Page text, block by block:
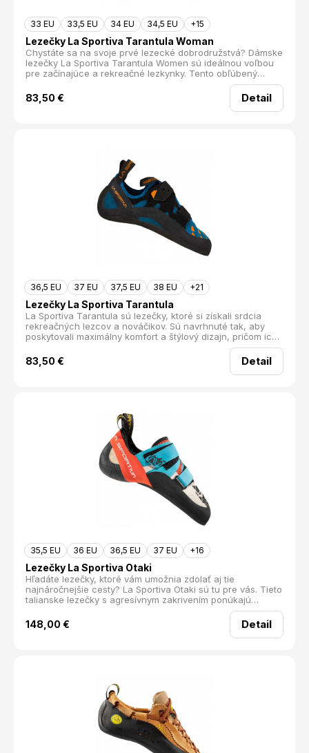
33 EU 33,5 EU 34 EU 34,5 EU +15
Lezečky La Sportiva Tarantula Woman
Chystáte sa na svoje prvé lezecké dobrodružstvá? Dámske
lezečky La Sportiva Tarantula Women sú ideálnou voľbou
pre začínajúce a rekreačné lezkynky. Tento obľúbený
model prešiel modernizáciou zvršku, ktorá prináša nielen
vylepšený dizajn, ale aj zvýšený komfort.
83,50 € Detail
36,5 EU 37 EU 37,5 EU 38 EU +21
Lezečky La Sportiva Tarantula
La Sportiva Tarantula sú lezečky, ktoré si získali srdcia
rekreačných lezcov a nováčikov. Sú navrhnuté tak, aby
poskytovali maximálny komfort a štýlový dizajn, pričom ich
trvácnosť ich robí skvelou investíciou pre každého, kto
chce začať s lezením.
83,50 € Detail
35,5 EU 36 EU 36,5 EU 37 EU +16
Lezečky La Sportiva Otaki
Hľadáte lezečky, ktoré vám umožnia zdolať aj tie
najnáročnejšie cesty? La Sportiva Otaki sú tu pre vás. Tieto
talianske lezečky s agresívnym zakrivením ponúkajú
perfektnú oporu v kolmých a previsnutých profiloch,
ideálne na ostré miniatúrne stupy, kde precíznosť a
stabilita hrajú hlavnú úlohu.
148,00 € Detail